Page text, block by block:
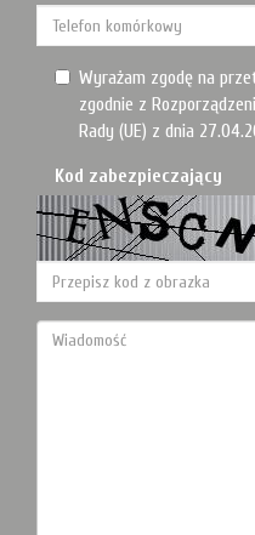
Wyrażam zgodę na
zgodnie z
Rady (UE) z dnia
Kod zabezpieczający